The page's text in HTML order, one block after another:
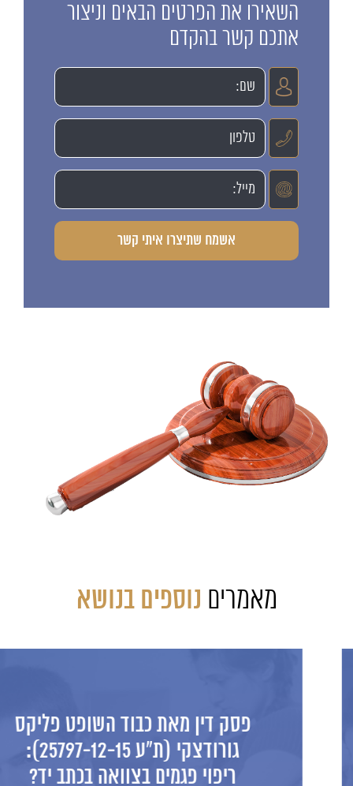
השאירו את הפרטים הבאים וניצור
אתכם קשר בהקדם
מאמרים נוספים בנושא
פסק דין מאת כבוד השופט פליקס
גורודצקי (ת"ע 25797-12-15):
ריפוי פגמים בצוואה בכתב יד?